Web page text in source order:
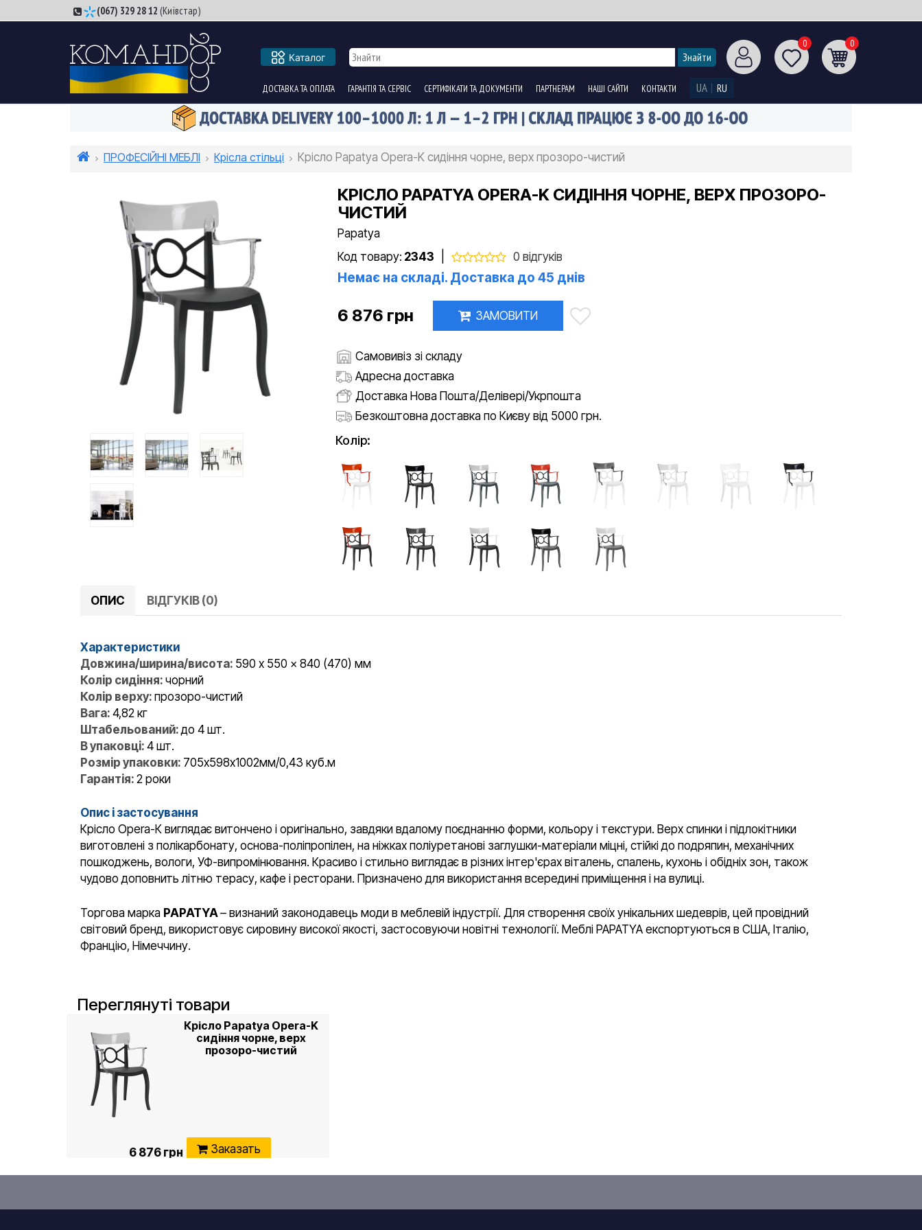
(067) 329 28 12 (Київстар)
Каталог
0 0
ДОСТАВКА ТА ОПЛАТА ГАРАНТІЯ ТА СЕРВІС СЕРТИФІКАТИ ТА ДОКУМЕНТИ ПАРТНЕРАМ НАШІ САЙТИ КОНТАКТИ UA RU
ПРОФЕСІЙНІ МЕБЛІ Крісла стільці Крісло Papatya Opera-K сидіння чорне, верх прозоро-чистий
КРІСЛО PAPATYA OPERA-K СИДІННЯ ЧОРНЕ, ВЕРХ ПРОЗОРО-
ЧИСТИЙ
Papatya
Код товару: 2343 0 відгуків
Немає на складі. Доставка до 45 днів
6 876 грн ЗАМОВИТИ
Самовивіз зі складу
Адресна доставка
Доставка Нова Пошта/Делівері/Укрпошта
Безкоштовна доставка по Києву від 5000 грн.
Колір:
ОПИС ВІДГУКІВ (0)
Характеристики
Довжина/ширина/висота: 590 x 550 x 840 (470) мм
Колір сидіння: чорний
Колір верху: прозоро-чистий
Вага: 4,82 кг
Штабельований:до 4 шт.
В упаковці: 4 шт.
Розмір упаковки: 705х598х1002мм/0,43 куб.м
Гарантія: 2 роки
Опис і застосування
Крісло Opera-К виглядає витончено і оригінально, завдяки вдалому поєднанню форми, кольору і текстури. Верх спинки і підлокітники
виготовлені з полікарбонату, основа-поліпропілен, на ніжках поліуретанові заглушки-матеріали міцні, стійкі до подряпин, механічних
пошкоджень, вологи, УФ-випромінювання. Красиво і стильно виглядає в різних інтер'єрах віталень, спалень, кухонь і обідніх зон, також
чудово доповнить літню терасу, кафе і ресторани. Призначено для використання всередині приміщення і на вулиці.
Торгова марка PAPATYA– визнаний законодавець моди в меблевій індустрії. Для створення своїх унікальних шедеврів, цей провідний
світовий бренд, використовує сировину високої якості, застосовуючи новітні технології. Меблі PAPATYA експортуються в США, Італію,
Францію, Німеччину.
Переглянуті товари
Крісло Papatya Opera-K
сидіння чорне, верх
прозоро-чистий
6 876 грн Заказать